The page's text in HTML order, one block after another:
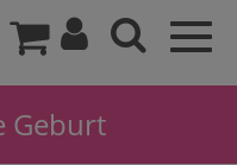
Geburt